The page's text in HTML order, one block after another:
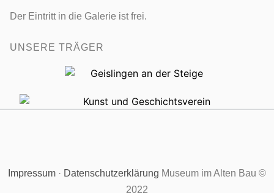
Der Eintritt in die Galerie ist frei.
UNSERE TRÄGER
Impressum · Datenschutzerklärung Museum im Alten Bau ©
2022